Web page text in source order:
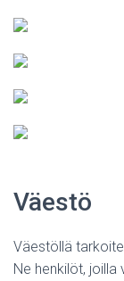
Väestö
Väestöllä
Ne henkilöt,